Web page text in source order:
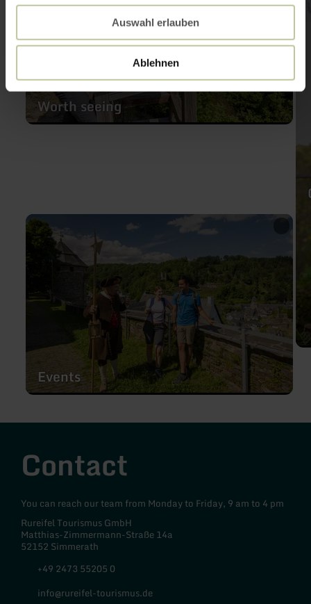
Auswahl erlauben
Ablehnen
Worth seeing
Events
learn
more
about:
Contact
You can reach our team from Monday to Friday, 9 am to 4 pm
Rureifel Tourismus GmbH
Matthias-Zimmermann-Straße 14a
52152 Simmerath
+49 2473 55205 0
info@rureifel-tourismus.de